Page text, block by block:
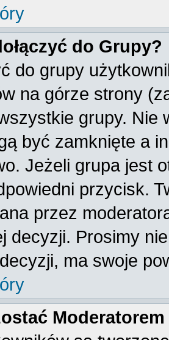
do Grupy?
do grupy
na górze strony
grupy. Nie
być zamknięte a
Jeżeli grupa jest
przycisk.
przez
decyzji. Prosimy
ma swoje